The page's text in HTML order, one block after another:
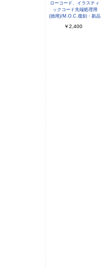
ローコード、イラスティ
ックコード先端処理用
(徳用)/M.O.C.復刻・新品
￥2,400